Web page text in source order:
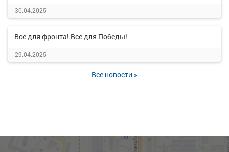
30.04.2025
Все для фронта! Все для Победы!
29.04.2025
Все новости »